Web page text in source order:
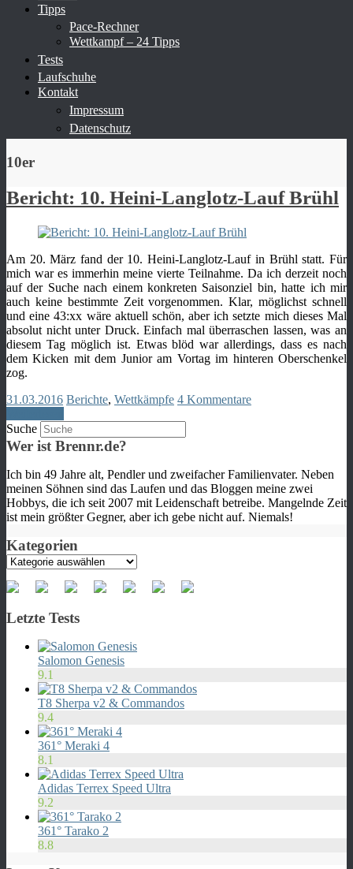
Tipps
Pace-Rechner
Wettkampf – 24 Tipps
Tests
Laufschuhe
Kontakt
Impressum
Datenschutz
10er
Bericht: 10. Heini-Langlotz-Lauf Brühl
Am 20. März fand der 10. Heini-Langlotz-Lauf in Brühl statt. Für
mich war es immerhin meine vierte Teilnahme. Da ich derzeit noch
auf der Suche nach einem konkreten Saisonziel bin, hatte ich mir
auch keine bestimmte Zeit vorgenommen. Klar, möglichst schnell
und eine 43:xx wäre aktuell schön, aber ich setzte mich dieses Mal
absolut nicht unter Druck. Einfach mal überraschen lassen, was an
diesem Tag möglich ist. Etwas blöd war allerdings, dass es nach
dem Kicken mit dem Junior am Vortag im hinteren Oberschenkel
zog.
31.03.2016 Berichte, Wettkämpfe 4 Kommentare
Suche
Wer ist Brennr.de?
Ich bin 49 Jahre alt, Pendler und zweifacher Familienvater. Neben
meinen Söhnen sind das Laufen und das Bloggen meine zwei
Hobbys, die ich seit 2007 mit Leidenschaft betreibe. Mangelnde Zeit
ist mein größter Gegner, aber ich gebe nicht auf. Niemals!
Kategorien
Kategorien
Letzte Tests
Salomon Genesis
9.1
T8 Sherpa v2 & Commandos
9.4
361° Meraki 4
8.1
Adidas Terrex Speed Ultra
9.2
361° Tarako 2
8.8